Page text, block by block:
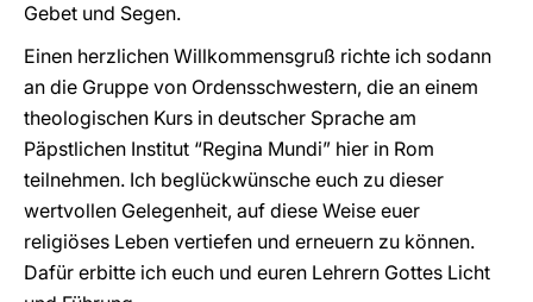
Gebet und Segen.
Einen herzlichen Willkommensgruß richte ich sodann
an die Gruppe von Ordensschwestern, die an einem
theologischen Kurs in deutscher Sprache am
Päpstlichen Institut “Regina Mundi” hier in Rom
teilnehmen. Ich beglückwünsche euch zu dieser
wertvollen Gelegenheit, auf diese Weise euer
religiöses Leben vertiefen und erneuern zu können.
Dafür erbitte ich euch und euren Lehrern Gottes Licht